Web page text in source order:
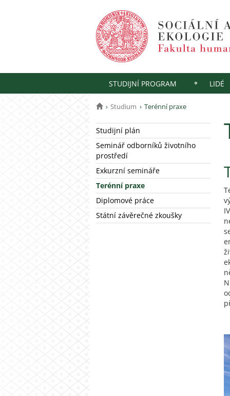
STUDIJNÍ PROGRAM LIDÉ
Studium Terénní praxe
Studijní plán
Seminář odborníků životního
prostředí
Exkurzní semináře
Terénní praxe
Diplomové práce
Státní závěrečné zkoušky